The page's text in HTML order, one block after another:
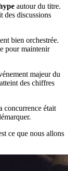
autour du titre.
des discussions
bien orchestrée.
pour maintenir
majeur du
des chiffres
concurrence était
ce que nous allons